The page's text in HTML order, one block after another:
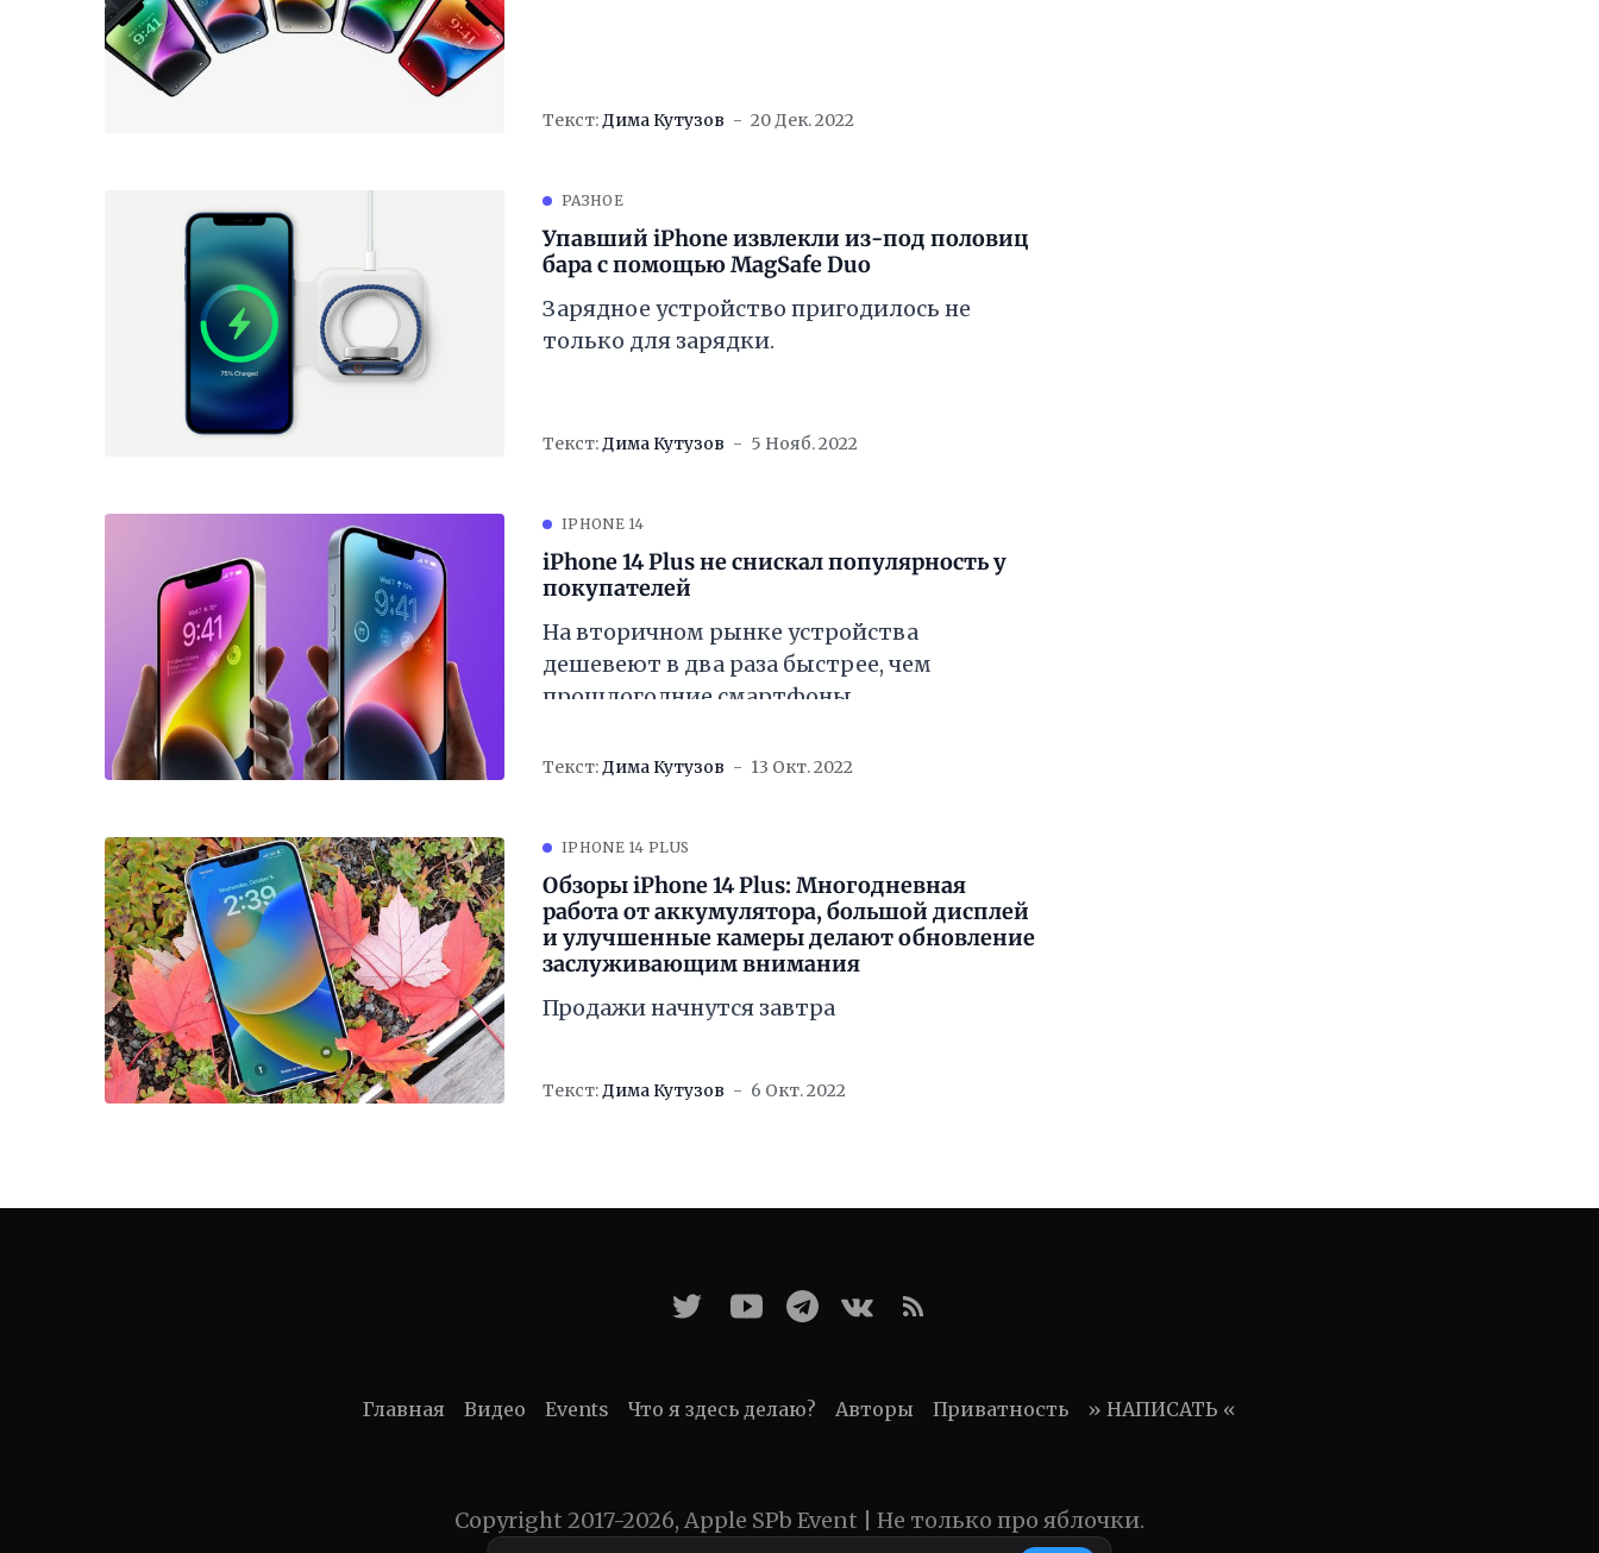
Текст:Дима Кутузов 20 Дек. 2022
РАЗНОЕ
Упавший iPhone извлекли из-под половиц
бара с помощью MagSafe Duo
Зарядное устройство пригодилось не
только для зарядки.
Текст:Дима Кутузов 5 Нояб. 2022
IPHONE 14
iPhone 14 Plus не снискал популярность у
покупателей
На вторичном рынке устройства
дешевеют в два раза быстрее, чем
прошлогодние смартфоны
Текст:Дима Кутузов 13 Окт. 2022
IPHONE 14 PLUS
Обзоры iPhone 14 Plus: Многодневная
работа от аккумулятора, большой дисплей
и улучшенные камеры делают обновление
заслуживающим внимания
Продажи начнутся завтра
Текст:Дима Кутузов 6 Окт. 2022
Главная Видео Events Что я здесь делаю? Авторы Приватность » НАПИСАТЬ «
Copyright 2017-2026, Apple SPb Event | Не только про яблочки.